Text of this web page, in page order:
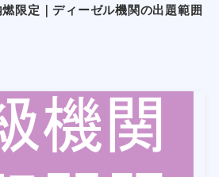
限定｜ディーゼル機関の出題範囲